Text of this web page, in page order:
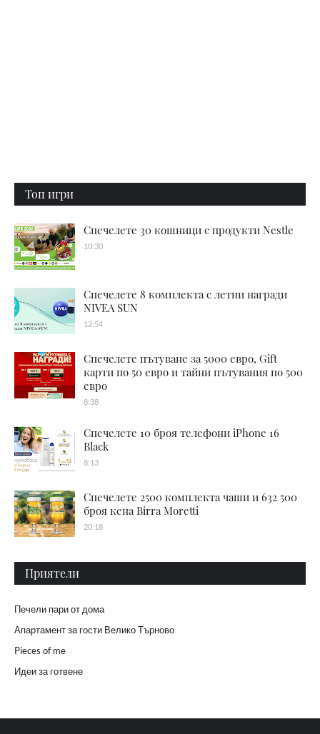
Топ игри
Спечелете 30 кошници с продукти Nestle
10:30
Спечелете 8 комплекта с летни награди
NIVEA SUN
12:54
Спечелете пътуване за 5000 евро, Gift
карти по 50 евро и тайни пътувания по 500
евро
8:38
Спечелете 10 броя телефони iPhone 16
Black
8:13
Спечелете 2500 комплекта чаши и 632 500
броя кена Birra Moretti
20:18
Приятели
Печели пари от дома
Апартамент за гости Велико Търново
Pieces of me
Идеи за готвене